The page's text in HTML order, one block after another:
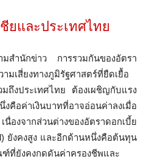
ยและประเทศไทย
มสำนักข่าว การรวมกันของอัตรา
มเสี่ยงทางภูมิรัฐศาสตร์ที่ยืดเยื้อ
มถึงประเทศไทย ต้องเผชิญกับแรง
ค่าเงินบาทที่อาจอ่อนค่าลงเมื่อ
องจากส่วนต่างของอัตราดอกเบี้ย
ยังคงสูง และอีกด้านหนึ่งคือต้นทุน
ที่ยังคงกดดันค่าครองชีพและ